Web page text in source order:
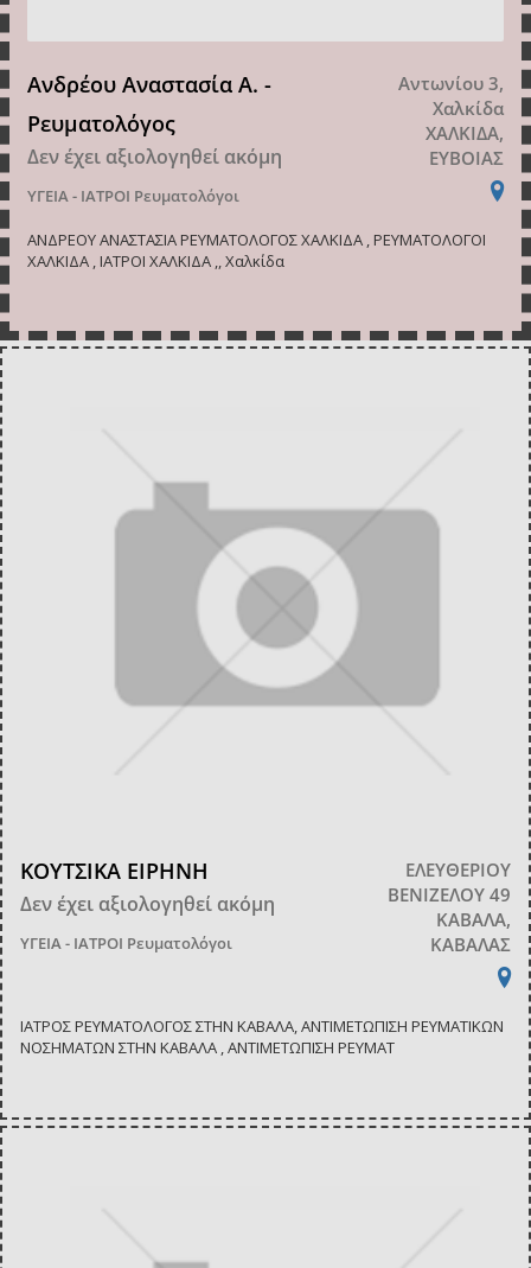
Ανδρέου Αναστασία Α. -
Ρευματολόγος
Δεν έχει αξιολογηθεί ακόμη
ΥΓΕΙΑ - ΙΑΤΡΟΙ Ρευματολόγοι
Αντωνίου 3,
Χαλκίδα
ΧΑΛΚΙΔΑ,
ΕΥΒΟΙΑΣ
ΑΝΔΡΕΟΥ ΑΝΑΣΤΑΣΙΑ ΡΕΥΜΑΤΟΛΟΓΟΣ ΧΑΛΚΙΔΑ , ΡΕΥΜΑΤΟΛΟΓΟΙ
ΧΑΛΚΙΔΑ , ΙΑΤΡΟΙ ΧΑΛΚΙΔΑ ,, Χαλκίδα
ΚΟΥΤΣΙΚΑ ΕΙΡΗΝΗ
Δεν έχει αξιολογηθεί ακόμη
ΥΓΕΙΑ - ΙΑΤΡΟΙ Ρευματολόγοι
ΕΛΕΥΘΕΡΙΟΥ
ΒΕΝΙΖΕΛΟΥ 49
ΚΑΒΑΛΑ,
ΚΑΒΑΛΑΣ
ΙΑΤΡΟΣ ΡΕΥΜΑΤΟΛΟΓΟΣ ΣΤΗΝ ΚΑΒΑΛΑ, ΑΝΤΙΜΕΤΩΠΙΣΗ ΡΕΥΜΑΤΙΚΩΝ
ΝΟΣΗΜΑΤΩΝ ΣΤΗΝ ΚΑΒΑΛΑ , ΑΝΤΙΜΕΤΩΠΙΣΗ ΡΕΥΜΑΤ